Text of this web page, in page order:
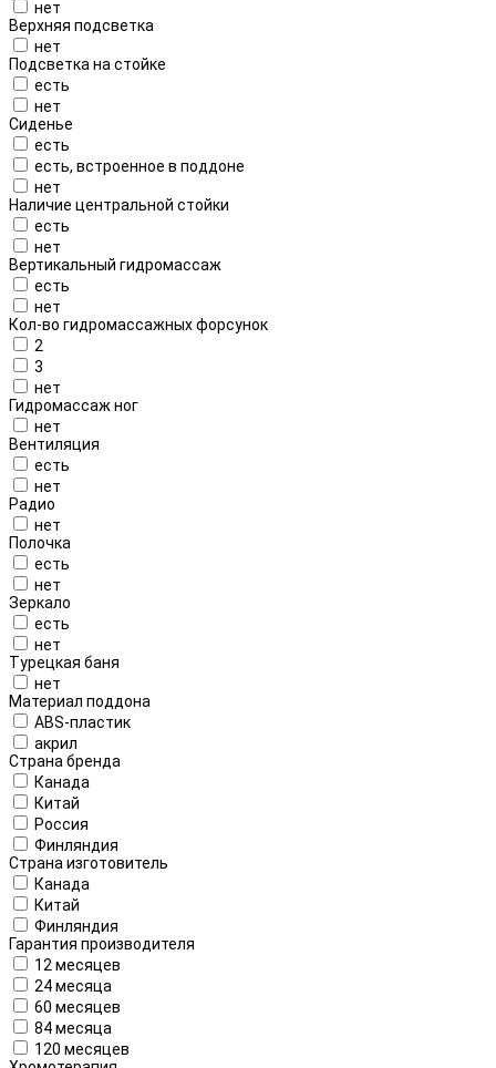
нет
Верхняя подсветка
нет
Подсветка на стойке
есть
нет
Сиденье
есть
есть, встроенное в поддоне
нет
Наличие центральной стойки
есть
нет
Вертикальный гидромассаж
есть
нет
Кол-во гидромассажных форсунок
2
3
нет
Гидромассаж ног
нет
Вентиляция
есть
нет
Радио
нет
Полочка
есть
нет
Зеркало
есть
нет
Турецкая баня
нет
Материал поддона
ABS-пластик
акрил
Страна бренда
Канада
Китай
Россия
Финляндия
Страна изготовитель
Канада
Китай
Финляндия
Гарантия производителя
12 месяцев
24 месяца
60 месяцев
84 месяца
120 месяцев